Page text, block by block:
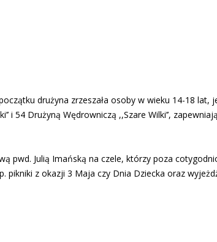
drużyna zrzeszała osoby w wieku 14-18 lat,
i 54 Drużyną Wędrowniczą ,,Szare Wilki’’,
pwd. Julią Imańską na czele, którzy poza
z okazji 3 Maja czy Dnia Dziecka oraz